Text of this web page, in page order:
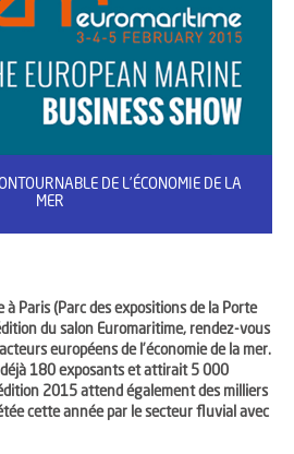
DE L’ÉCONOMIE DE LA
MER
à Paris (Parc des expositions de la Porte
du salon Euromaritime, rendez-vous
européens de l’économie de la mer.
180 exposants et attirait 5 000
2015 attend également des milliers
cette année par le secteur fluvial avec